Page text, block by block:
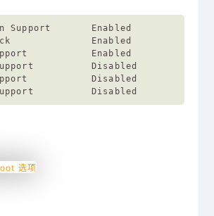
Support       Enabled
Enabled
Enabled
Support          Disabled
Disabled